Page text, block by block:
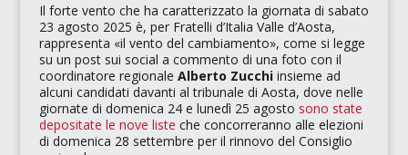
Il forte vento che ha caratterizzato la giornata di sabato
23 agosto 2025 è, per Fratelli d’Italia Valle d’Aosta,
rappresenta «il vento del cambiamento», come si legge
su un post sui social a commento di una foto con il
coordinatore regionale Alberto Zucchiinsieme ad
alcuni candidati davanti al tribunale di Aosta, dove nelle
giornate di domenica 24 e lunedì 25 agosto sono state
depositate le nove liste che concorreranno alle elezioni
di domenica 28 settembre per il rinnovo del Consiglio